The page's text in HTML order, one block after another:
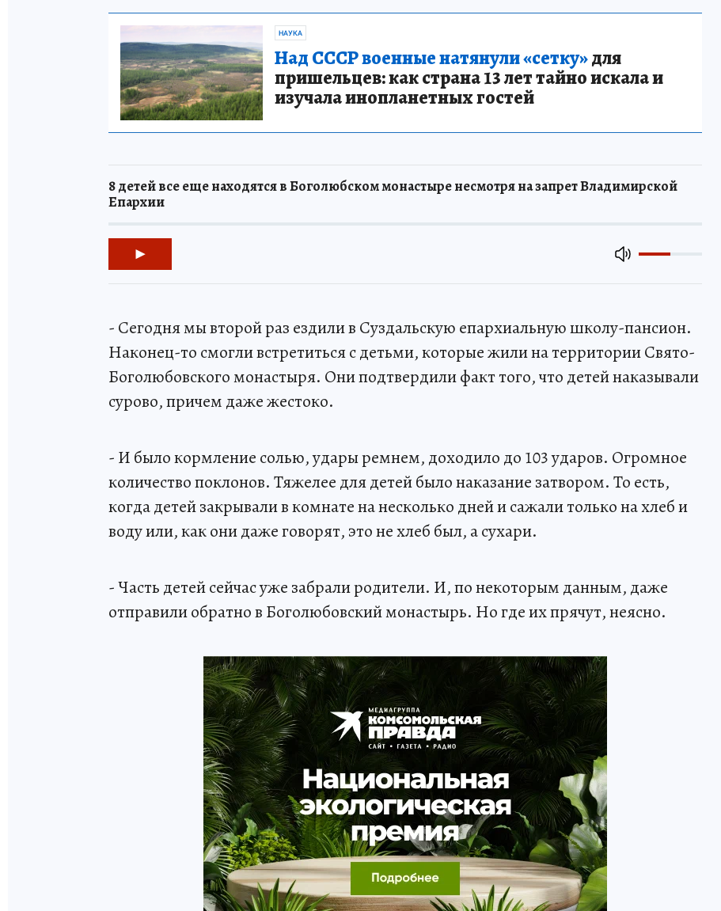
НАУКА
Над СССР военные натянули «сетку»для
пришельцев: как страна 13 лет тайно искала и
изучала инопланетных гостей
8 детей все еще находятся в Боголюбском монастыре несмотря на запрет Владимирской
Епархии
- Сегодня мы второй раз ездили в Суздальскую епархиальную школу-пансион.
Наконец-то смогли встретиться с детьми, которые жили на территории Свято-
Боголюбовского монастыря. Они подтвердили факт того, что детей наказывали
сурово, причем даже жестоко.
- И было кормление солью, удары ремнем, доходило до 103 ударов. Огромное
количество поклонов. Тяжелее для детей было наказание затвором. То есть,
когда детей закрывали в комнате на несколько дней и сажали только на хлеб и
воду или, как они даже говорят, это не хлеб был, а сухари.
- Часть детей сейчас уже забрали родители. И, по некоторым данным, даже
отправили обратно в Боголюбовский монастырь. Но где их прячут, неясно.